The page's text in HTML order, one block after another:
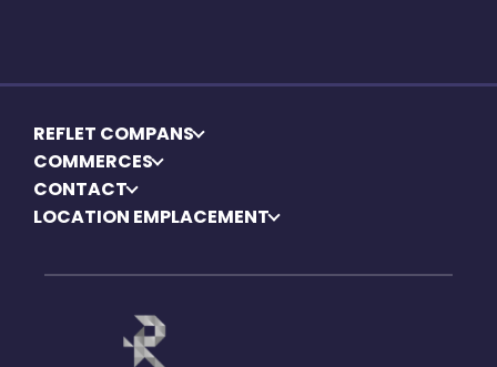
REFLET COMPANS
COMMERCES
CONTACT
LOCATION EMPLACEMENT